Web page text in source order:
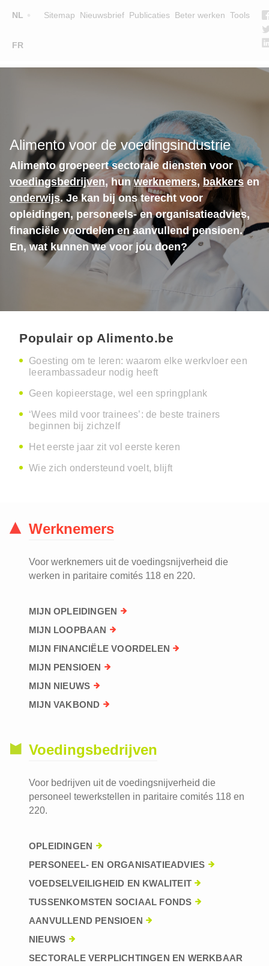
NL
FR
Sitemap Nieuwsbrief Publicaties Beter werken Tools
Main
WIE ZIJN WE
TEAM
CONTACT
Alimento voor de voedingsindustrie
Alimento groepeert sectorale diensten voor
voedingsbedrijven, hunwerknemers, bakkersen
onderwijs. Je kan bij ons terecht voor
opleidingen, personeels- en organisatieadvies,
financiële voordelen en aanvullend pensioen.
En, wat kunnen we voor jou doen?
Populair op Alimento.be
Goesting om te leren: waarom elke werkvloer een
leerambassadeur nodig heeft
Geen kopieerstage, wel een springplank
‘Wees mild voor trainees’: de beste trainers
beginnen bij zichzelf
Het eerste jaar zit vol eerste keren
Wie zich ondersteund voelt, blijft
Werknemers
Voor werknemers uit de voedingsnijverheid die
werken in paritaire comités 118 en 220.
MIJN OPLEIDINGEN
MIJN LOOPBAAN
MIJN FINANCIËLE VOORDELEN
MIJN PENSIOEN
MIJN NIEUWS
MIJN VAKBOND
Voedingsbedrijven
Voor bedrijven uit de voedingsnijverheid die
personeel tewerkstellen in paritaire comités 118 en
220.
OPLEIDINGEN
PERSONEEL- EN ORGANISATIEADVIES
VOEDSELVEILIGHEID EN KWALITEIT
TUSSENKOMSTEN SOCIAAL FONDS
AANVULLEND PENSIOEN
NIEUWS
SECTORALE VERPLICHTINGEN EN WERKBAAR